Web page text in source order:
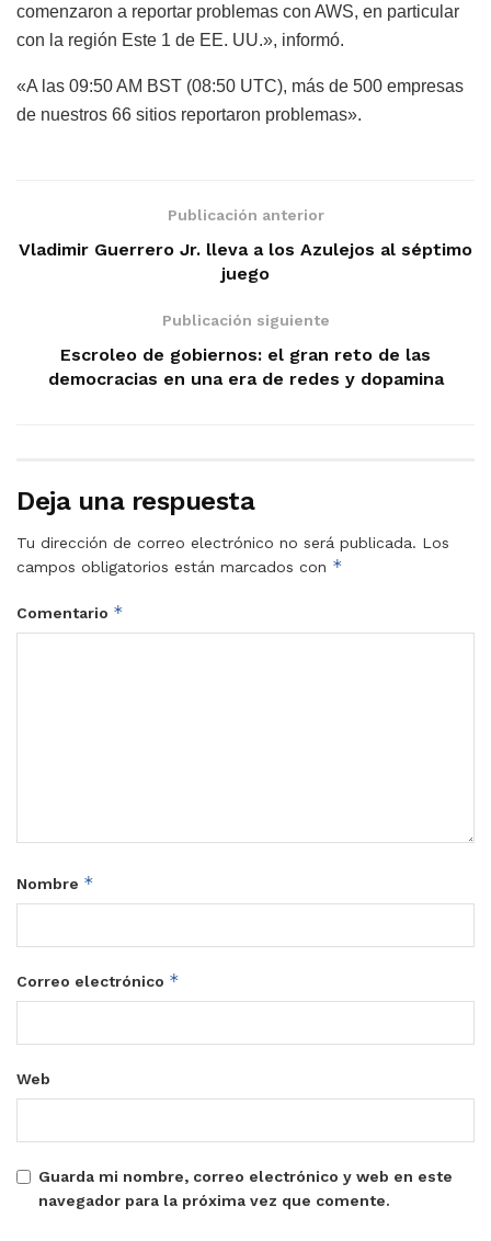
comenzaron a reportar problemas con AWS, en particular
con la región Este 1 de EE. UU.», informó.
«A las 09:50 AM BST (08:50 UTC), más de 500 empresas
de nuestros 66 sitios reportaron problemas».
Publicación anterior
Vladimir Guerrero Jr. lleva a los Azulejos al séptimo
juego
Publicación siguiente
Escroleo de gobiernos: el gran reto de las
democracias en una era de redes y dopamina
Deja una respuesta
Tu dirección de correo electrónico no será publicada. Los
campos obligatorios están marcados con *
Comentario *
Nombre *
Correo electrónico *
Web
Guarda mi nombre, correo electrónico y web en este
navegador para la próxima vez que comente.